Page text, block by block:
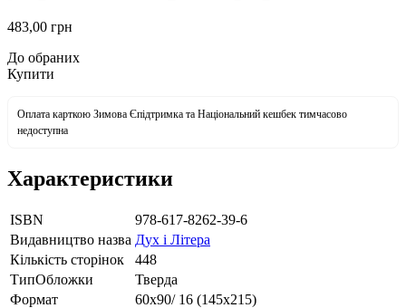
483,00 грн
До обраних
Купити
Оплата карткою Зимова Єпідтримка та Національний кешбек тимчасово
недоступна
Характеристики
ISBN
978-617-8262-39-6
Видавництво назва Дух і Літера
Кількість сторінок
448
ТипОбложки
Тверда
Формат
60х90/ 16 (145х215)